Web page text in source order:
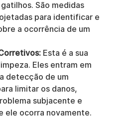
São medidas
para identificar e
a ocorrência de um
Esta é a sua
Eles entram em
detecção de um
limitar os danos,
subjacente e
ele ocorra novamente.